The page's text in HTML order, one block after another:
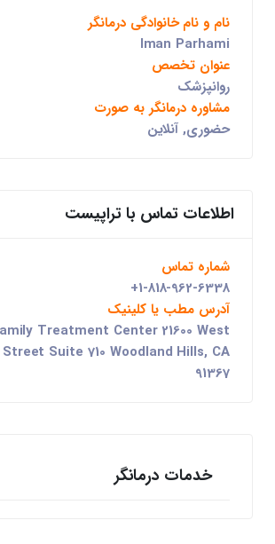
نام و نام خانوادگی درمانگر
Iman Parhami
عنوان تخصص
روانپزشک
مشاوره درمانگر به صورت
حضوری, آنلاین
اطلاعات تماس با تراپیست
شماره تماس
+1-818-962-6338
آدرس مطب یا کلینیک
Treatment Center 21600 West
Suite 710 Woodland Hills, CA
91367
خدمات درمانگر